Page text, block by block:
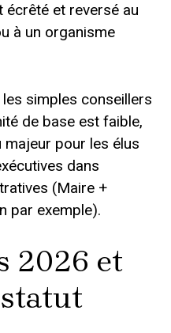
écrêté et reversé au
à un organisme
simples conseillers
de base est faible,
majeur pour les élus
dans
(Maire +
par exemple).
2026 et